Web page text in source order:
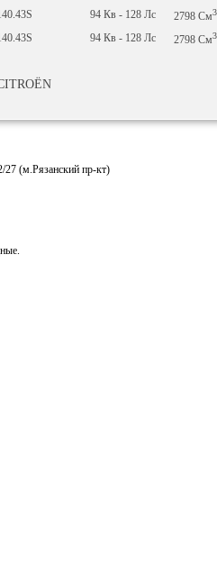
94 Кв - 128 Лс 2798 См3
94 Кв - 128 Лс 2798 См3
27 (м.Рязанский пр-кт)